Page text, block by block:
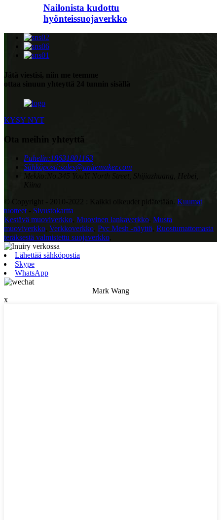
Nailonista kudottu
hyönteissuojaverkko
Jätä viestisi, niin me teemme
ottaa sinuun yhteyttä 24 tunnin sisällä
KYSY NYT
Ota meihin yhteyttä
Puhelin:18631801163
Sähköposti:sales@unitemaker.com
Mekko:
No.345 YouYi North Street, Shijiazhuang, Hebei,
Kiina
© Copyright - 2010-2022 : Kaikki oikeudet pidätetään. Kuumat
tuotteet
Sivustokartta
Kestävä muoviverkko Muovinen lankaverkko Musta
muoviverkko Verkkoverkko Pvc Mesh -näyttö Ruostumattomasta
teräksestä valmistettu suojaverkko
Lähettää sähköpostia
Skype
WhatsApp
Mark Wang
x